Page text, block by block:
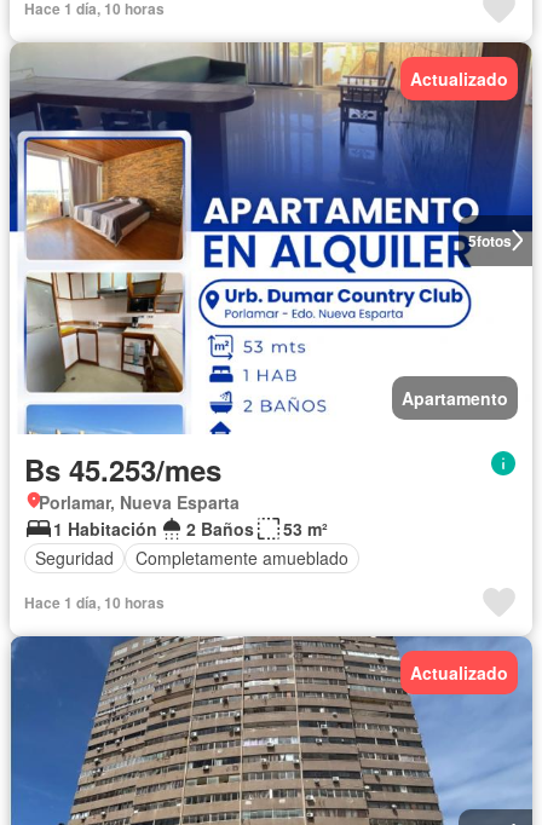
Hace 1 día, 10 horas
5fotos
Actualizado
Apartamento
Bs 45.253/mes
Porlamar, Nueva Esparta
1 Habitación
2 Baños
53 m²
Seguridad
Completamente amueblado
Hace 1 día, 10 horas
Actualizado